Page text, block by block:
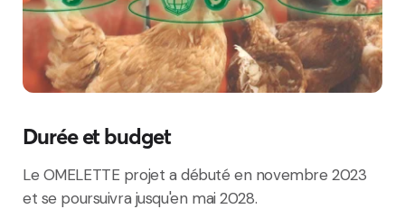
Durée et budget
Le OMELETTE projet a débuté en novembre 2023
et se poursuivra jusqu'en mai 2028.